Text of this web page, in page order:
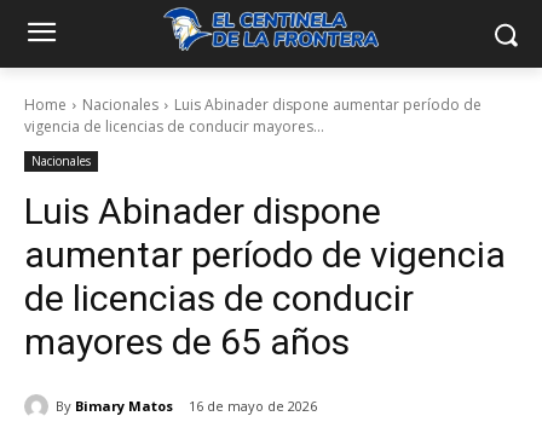
Home Nacionales
Luis Abinader dispone aumentar período de
vigencia de licencias de conducir mayores...
Nacionales
Luis Abinader dispone
aumentar período de vigencia
de licencias de conducir
mayores de 65 años
By Bimary Matos 16 de mayo de 2026